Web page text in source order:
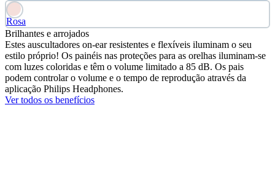
Rosa
Brilhantes e arrojados
Estes auscultadores on-ear resistentes e flexíveis iluminam o seu
estilo próprio! Os painéis nas proteções para as orelhas iluminam-se
com luzes coloridas e têm o volume limitado a 85 dB. Os pais
podem controlar o volume e o tempo de reprodução através da
aplicação Philips Headphones.
Ver todos os benefícios